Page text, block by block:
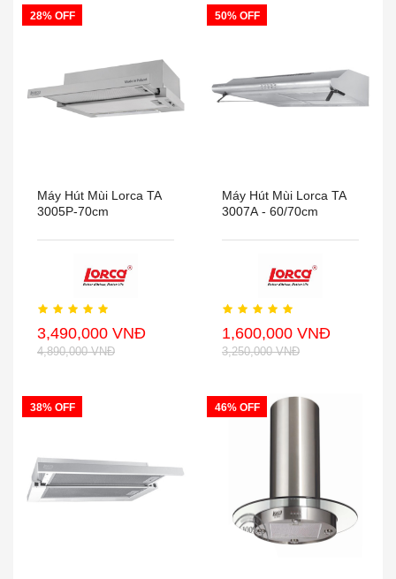
28% OFF
Máy Hút Mùi Lorca TA
3005P-70cm
3,490,000 VNĐ
4,890,000 VNĐ
50% OFF
Máy Hút Mùi Lorca TA
3007A - 60/70cm
1,600,000 VNĐ
3,250,000 VNĐ
38% OFF 46% OFF